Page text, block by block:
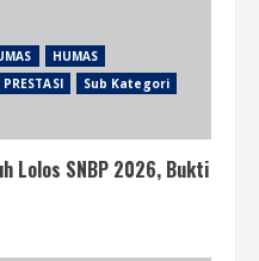
HUMAS
PRESTASI
Sub Kategori
Lolos SNBP 2026, Bukti